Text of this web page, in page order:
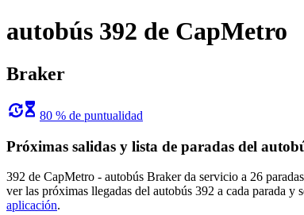
autobús 392 de CapMetro
Braker
80 % de puntualidad
Próximas salidas y lista de paradas del
392 de CapMetro - autobús Braker da servicio a 26
ver las próximas llegadas del autobús 392 a cada parada
aplicación.